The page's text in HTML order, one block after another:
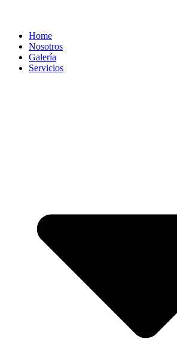
Home
Nosotros
Galería
Servicios